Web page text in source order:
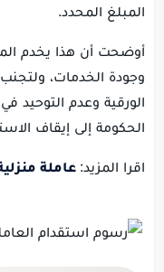
المبلغ المحدد.
أوضحت أن هذا يخدم
وجودة الخدمات،
الورقية وعدم التوحيد
الحكومة إلى إيقاف
اقرا المزيد: عاملة منزلية